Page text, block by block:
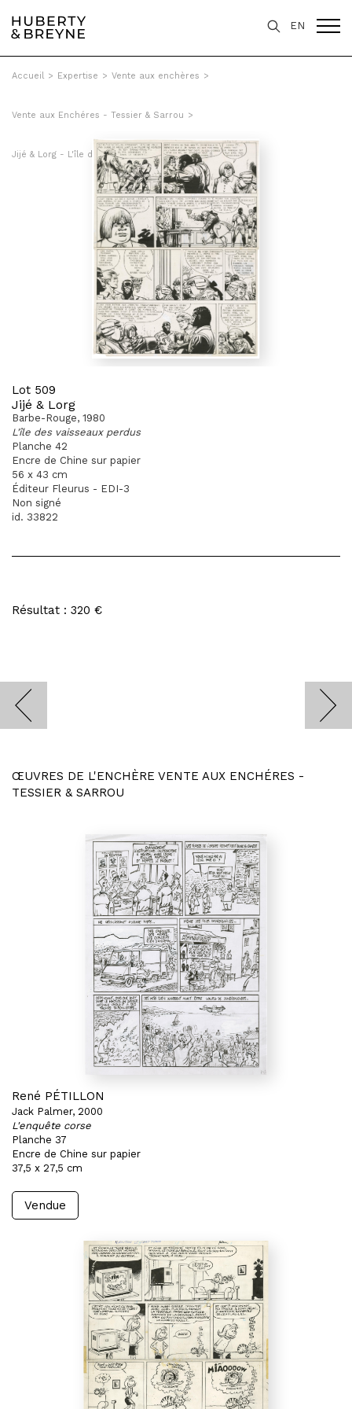
EN
Accueil > Expertise > Vente aux enchères >
Vente aux Enchéres - Tessier & Sarrou >
Jijé & Lorg - L'île des vaisseaux perdus
Lot 509
Jijé & Lorg
Barbe-Rouge, 1980
L'île des vaisseaux perdus
Planche 42
Encre de Chine sur papier
56 x 43 cm
Éditeur Fleurus - EDI-3
Non signé
id. 33822
Résultat : 320 €
ŒUVRES DE L'ENCHÈRE VENTE AUX ENCHÉRES -
TESSIER & SARROU
René PÉTILLON
Jack Palmer, 2000
L'enquête corse
Planche 37
Encre de Chine sur papier
37,5 x 27,5 cm
Vendue